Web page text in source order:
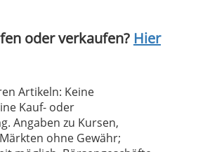
oder verkaufen? Hier
Artikeln: Keine
Kauf- oder
Angaben zu Kursen,
ohne Gewähr;